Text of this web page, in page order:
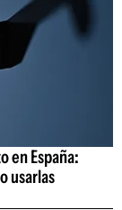
en España:
usarlas